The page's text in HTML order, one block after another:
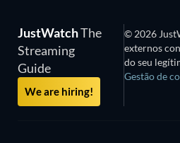
JustWatchThe
Streaming
Guide
We are hiring!
© 2026
externos
do seu
Gestão de